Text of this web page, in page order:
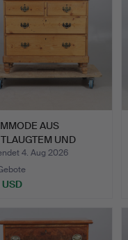
AUS
UND
KIEF…
4. Aug 2026
USD